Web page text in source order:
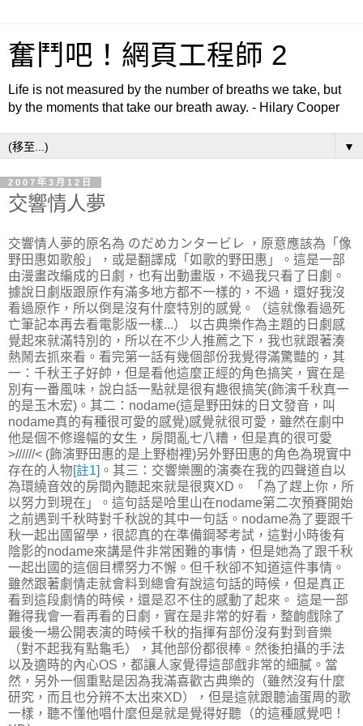
奮鬥吧！網頁工程師 2
Life is not measured by the number of breaths we take, but
by the moments that take our breath away. - Hilary Cooper
▼
2007年3月12日
交響情人夢
交響情人夢的原名為 のだめカンタービレ ，原意應該為「像
野田惠如歌般」，或是翻譯成「如歌的野田惠」。這是一部
由漫畫改編成的日劇，也有出動畫版，不過我只看了日劇。
據說日劇版跟原作有滿多地方都不一樣的，不過，還好我沒
看過原作，所以倒是沒有什麼特別的感覺。（這就像看過死
亡筆記本再去看電影版一樣...） 以古典樂作為主題的日劇感
覺起來就滿特別的，所以在不少人推薦之下，我也就跟著湊
熱鬧去抓來看。看完第一話有幾個部份我覺得滿驚豔的，其
一：千秋王子好帥，但是看他這麼正經的角色搞笑，實在是
別有一番風味，說白話一點就是很有趣很搞笑(飾演千秋真一
的是玉木宏)。其二：nodame(這是野田妹的日文發音，叫
nodame真的有種很可愛的感覺)感覺就很可愛，雖然在劇中
他是個不修邊幅的女生，房間亂七八糟，但是真的很可愛
>//////< (飾演野田惠的是上野樹裡)另外野田惠的角色為現實中
存在的人物[註1] 。其三：交響樂團的演奏在我的四聲道自以
為環繞音效的房間內聽起來就是很爽XD。 「為了趕上你，所
以努力到現在」。這句話是哈里山在nodame第二次預賽開始
之前遇到千秋時對千秋說的其中一句話。nodame為了要跟千
秋一起出國留學，很認真的在準備鋼琴考試，這對小時後有
陰影的nodame來講是件非常困難的事情，但是她為了跟千秋
一起出國的這個目標努力不懈。但千秋卻不知道這件事情。
雖然跟著劇情走就會料到總會有說這句話的時候，但是真正
看到這段劇情的時候，還是忍不住的感動了起來。 這是一部
難得我會一看再看的日劇，實在是非常的好看，整齣戲除了
最後一場公開表演的時候千秋的指揮有部份沒有對到音樂
（對不起我有點龜毛），其他部份都很棒。然後拍攝的手法
以及適時的內心OS，都讓人家覺得這部戲非常的細膩。當
然，另外一個重點是因為我滿喜歡古典樂的（雖然沒有什麼
研究，而且也分辨不太出來XD），但是這就跟聽滷蛋周的歌
一樣，聽不懂他唱什麼但是就是覺得好聽（的這種感覺吧！